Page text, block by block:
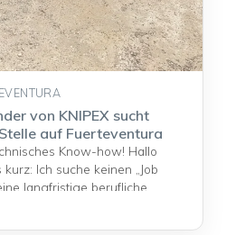
von KNIPEX sucht
auf Fuerteventura
Know-how! Hallo
Ich suche keinen „Job
langfristige berufliche
der Wert auf deutsche